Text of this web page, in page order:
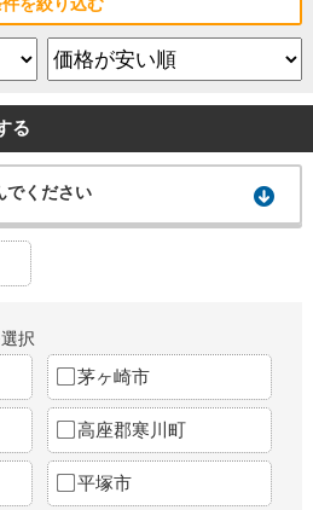
を絞り込む
る
でください
択
茅ヶ崎市
高座郡寒川町
平塚市